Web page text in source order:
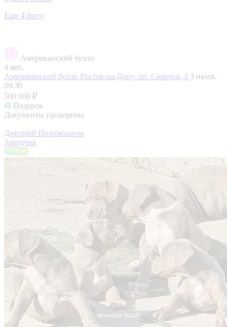
Еще 4 фото
Американский булли
4 мес.
Американский булли Ростов-на-Дону, пр. Сиверса, 3 3 июля,
09:30
500 000 ₽
Подарок
Документы проверены
Дмитрий Поломошнов
Заводчик